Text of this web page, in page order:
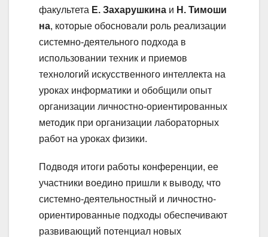
факультета Е. Захарушкина и Н. Тимоши
на, которые обосновали роль реализации
системно-деятельного подхода в
использовании техник и приемов
технологий искусственного интеллекта на
уроках информатики и обобщили опыт
организации личностно-ориентированных
методик при организации лабораторных
работ на уроках физики.
Подводя итоги работы конференции, ее
участники воедино пришли к выводу, что
системно-деятельностный и личностно-
ориентированные подходы обеспечивают
развивающий потенциал новых